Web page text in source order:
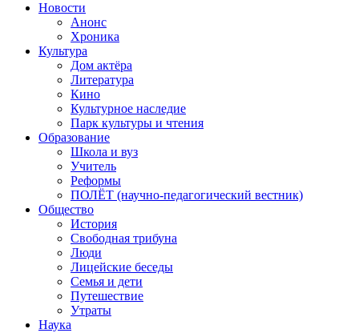
Новости
Анонс
Хроника
Культура
Дом актёра
Литература
Кино
Культурное наследие
Парк культуры и чтения
Образование
Школа и вуз
Учитель
Реформы
ПОЛЁТ (научно-педагогический вестник)
Общество
История
Свободная трибуна
Люди
Лицейские беседы
Семья и дети
Путешествие
Утраты
Наука